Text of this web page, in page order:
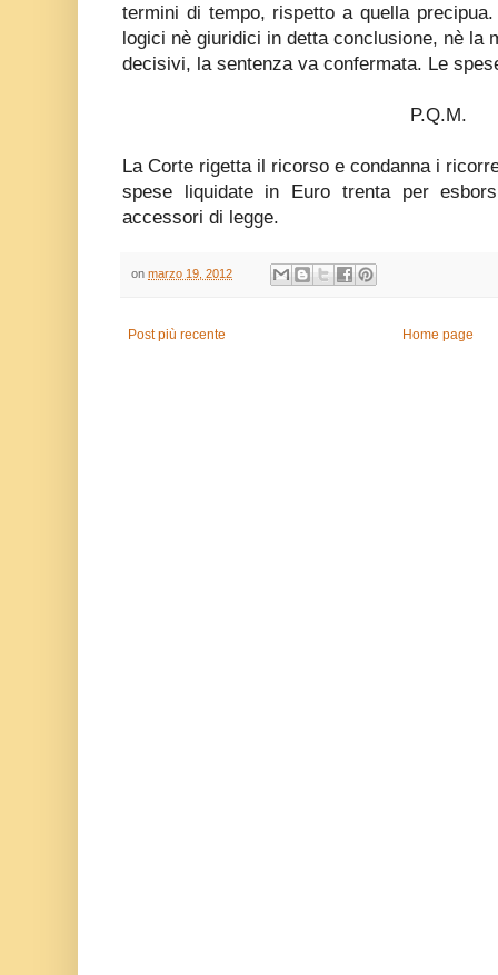
termini di tempo, rispetto a quella
logici nè giuridici in detta conclusione, nè la
decisivi, la sentenza va confermata. Le
P.Q.M.
La Corte rigetta il ricorso e condanna i
spese liquidate in Euro trenta per
accessori di legge.
on marzo 19, 2012
Post più recente Home page